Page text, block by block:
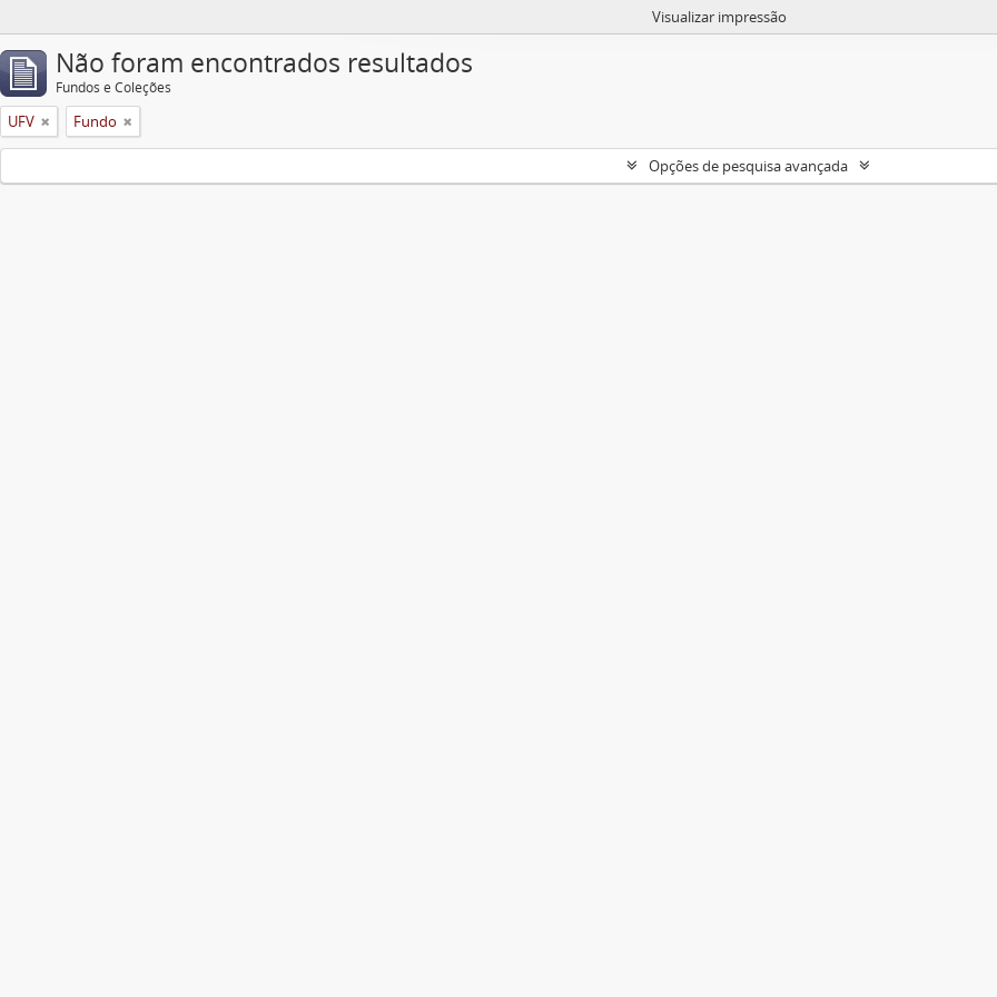
Visualizar impressão
Não foram encontrados resultados
Fundos e Coleções
UFV Fundo
Opções de pesquisa avançada